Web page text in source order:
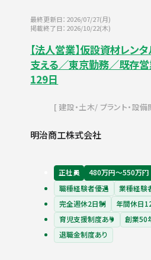
最終更新日：2026/07/27(月)
掲載終了日：2026/10/22(木)
【法人営業】仮設資材レン
支える／東京勤務／既存
129日
建設・土木 プラント・設
明治商工株式会社
正社員 480万円〜550万円
職種経験者優遇
業種経験
完全週休2日制
年間休日
育児支援制度あり
創業50
退職金制度あり